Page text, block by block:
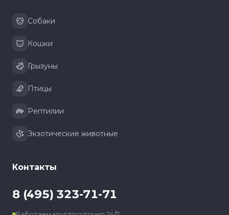
Собаки
Кошки
Грызуны
Птицы
Рептилии
Экзотические животные
Контакты
8 (495) 323-71-71